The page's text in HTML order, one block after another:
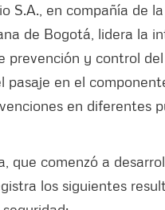
S.A., en compañía de
de Bogotá, lidera la
prevención y control
pasaje en el
en diferentes
que comenzó a
los siguientes